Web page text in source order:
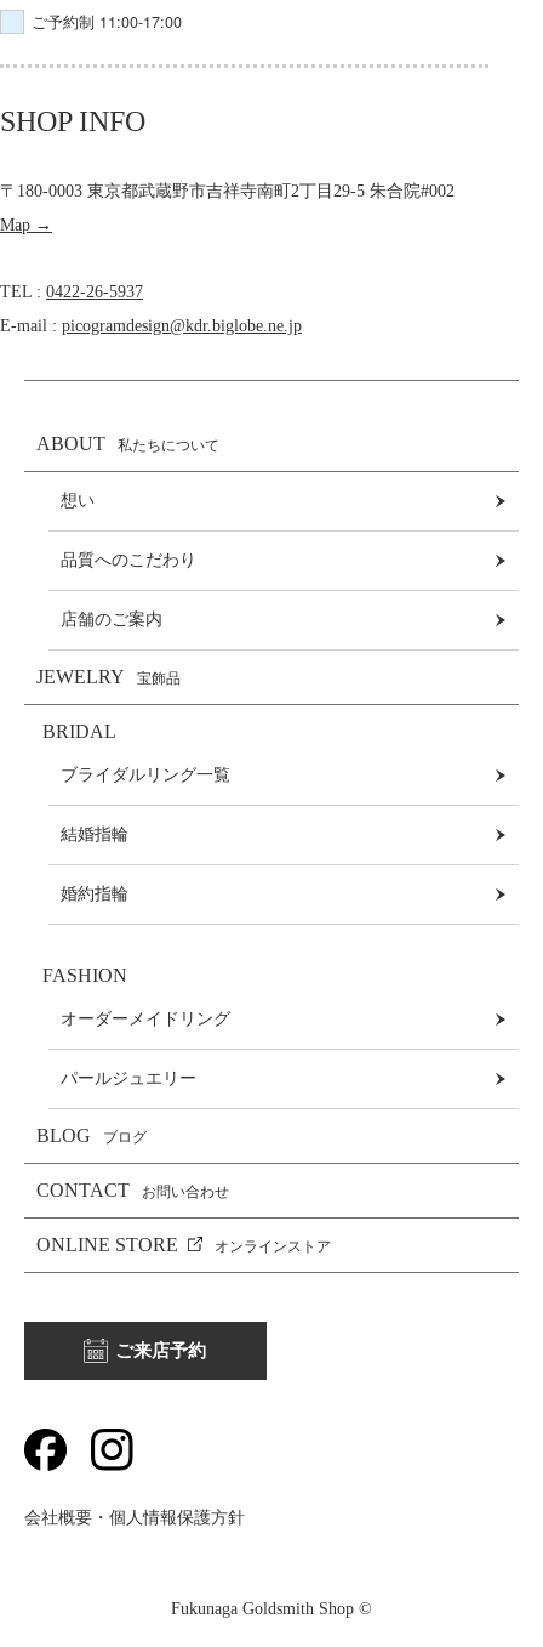
ご予約制 11:00-17:00
SHOP INFO
〒180-0003 東京都武蔵野市吉祥寺南町2丁目29-5 朱合院#002
Map →
TEL : 0422-26-5937
E-mail : picogramdesign@kdr.biglobe.ne.jp
ABOUT 私たちについて
想い
品質へのこだわり
店舗のご案内
JEWELRY 宝飾品
BRIDAL
ブライダルリング一覧
結婚指輪
婚約指輪
FASHION
オーダーメイドリング
パールジュエリー
BLOG ブログ
CONTACT お問い合わせ
ONLINE STORE オンラインストア
ご来店予約
会社概要・個人情報保護方針
Fukunaga Goldsmith Shop ©